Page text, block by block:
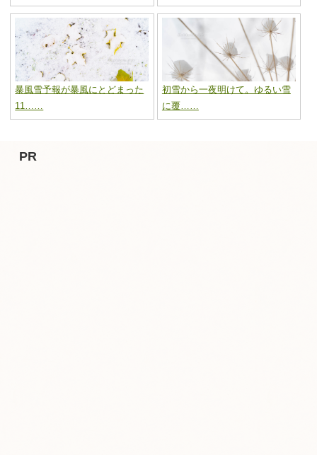
暴風雪予報が暴風にとどまった
11……
初雪から一夜明けて。ゆるい雪
に覆……
PR